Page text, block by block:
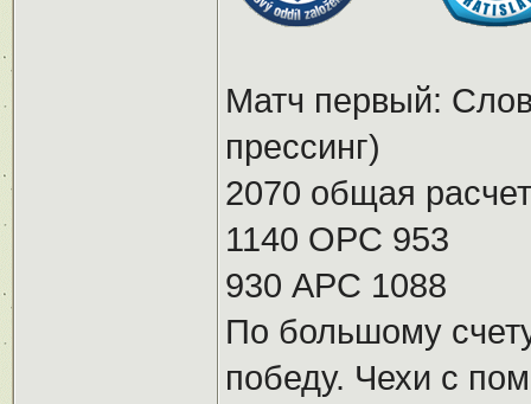
Матч первый:
прессинг)
2070 общая
1140 ОРС 953
930 АРС 1088
По большому
победу. Чехи с